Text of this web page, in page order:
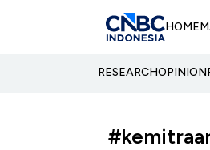
HOME
RESEARCHOPINION